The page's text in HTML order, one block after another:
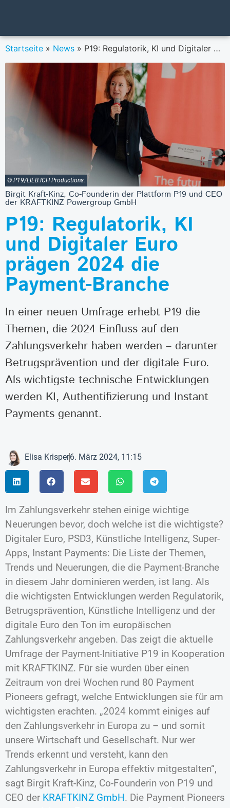
Startseite » News » P19: Regulatorik, KI und Digitaler Euro prägen 2024 die Payment-Branche
© P19/LIEB.ICH Productions.
Birgit Kraft-Kinz, Co-Founderin der Plattform P19 und CEO
der KRAFTKINZ Powergroup GmbH
P19: Regulatorik, KI
und Digitaler Euro
prägen 2024 die
Payment-Branche
In einer neuen Umfrage erhebt P19 die
Themen, die 2024 Einfluss auf den
Zahlungsverkehr haben werden – darunter
Betrugsprävention und der digitale Euro.
Als wichtigste technische Entwicklungen
werden KI, Authentifizierung und Instant
Payments genannt.
Elisa Krisper6. März 2024, 11:15
Im Zahlungsverkehr stehen einige wichtige
Neuerungen bevor, doch welche ist die wichtigste?
Digitaler Euro, PSD3, Künstliche Intelligenz, Super-
Apps, Instant Payments: Die Liste der Themen,
Trends und Neuerungen, die die Payment-Branche
in diesem Jahr dominieren werden, ist lang. Als
die wichtigsten Entwicklungen werden Regulatorik,
Betrugsprävention, Künstliche Intelligenz und der
digitale Euro den Ton im europäischen
Zahlungsverkehr angeben. Das zeigt die aktuelle
Umfrage der Payment-Initiative P19 in Kooperation
mit KRAFTKINZ. Für sie wurden über einen
Zeitraum von drei Wochen rund 80 Payment
Pioneers gefragt, welche Entwicklungen sie für am
wichtigsten erachten. „2024 kommt einiges auf
den Zahlungsverkehr in Europa zu – und somit
unsere Wirtschaft und Gesellschaft. Nur wer
Trends erkennt und versteht, kann den
Zahlungsverkehr in Europa effektiv mitgestalten“,
sagt Birgit Kraft-Kinz, Co-Founderin von P19 und
CEO der KRAFTKINZ GmbH. Die Payment Pioneers